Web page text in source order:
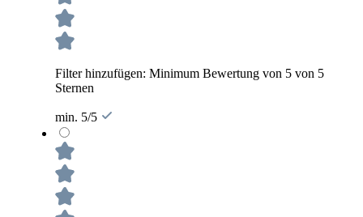
Filter hinzufügen: Minimum Bewertung von 5 von 5
Sternen
min. 5/5